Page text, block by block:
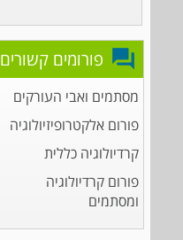
פורומים קשורים
מסתמים ואבי העורקים
פורום אלקטרופיזיולוגיה
קרדיולוגיה כללית
פורום קרדיולוגיה
ומסתמים